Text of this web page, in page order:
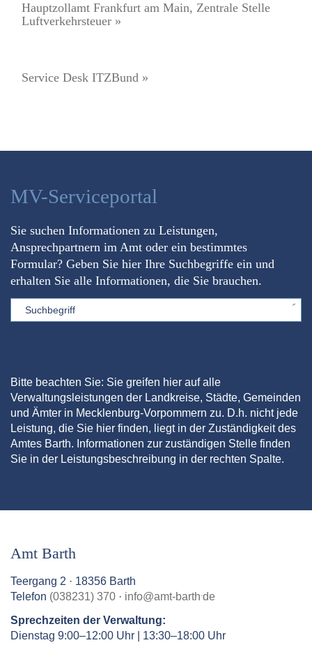
Hauptzollamt Frankfurt am Main, Zentrale Stelle
Luftverkehrsteuer »
Service Desk ITZBund »
MV-Serviceportal
Sie suchen Informationen zu Leistungen,
Ansprechpartnern im Amt oder ein bestimmtes
Formular? Geben Sie hier Ihre Suchbegriffe ein und
erhalten Sie alle Informationen, die Sie brauchen.
Sword
Bitte beachten Sie: Sie greifen hier auf alle
Verwaltungsleistungen der Landkreise, Städte, Gemeinden
und Ämter in Mecklenburg-Vorpommern zu. D.h. nicht jede
Leistung, die Sie hier finden, liegt in der Zuständigkeit des
Amtes Barth. Informationen zur zuständigen Stelle finden
Sie in der Leistungsbeschreibung in der rechten Spalte.
Amt Barth
Teergang 2 · 18356 Barth
Telefon (038231) 370 · info@amt-barth.de
Sprechzeiten der Verwaltung:
Dienstag 9:00–12:00 Uhr | 13:30–18:00 Uhr